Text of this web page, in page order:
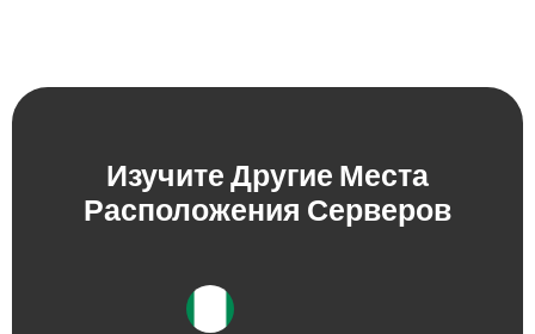
Изучите Другие Места
Расположения Серверов